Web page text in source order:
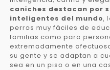
caniches destacan por
inteligentes del mundo,
perros muy fáciles de
familias como para
extremadamente
su gente y se adaptan a
sea en un piso o en una